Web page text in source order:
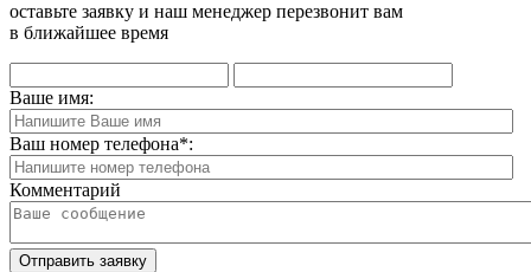
оставьте заявку и наш менеджер перезвонит вам
в ближайшее время
Ваше имя:
Ваш номер телефона*:
Комментарий
Отправить заявку